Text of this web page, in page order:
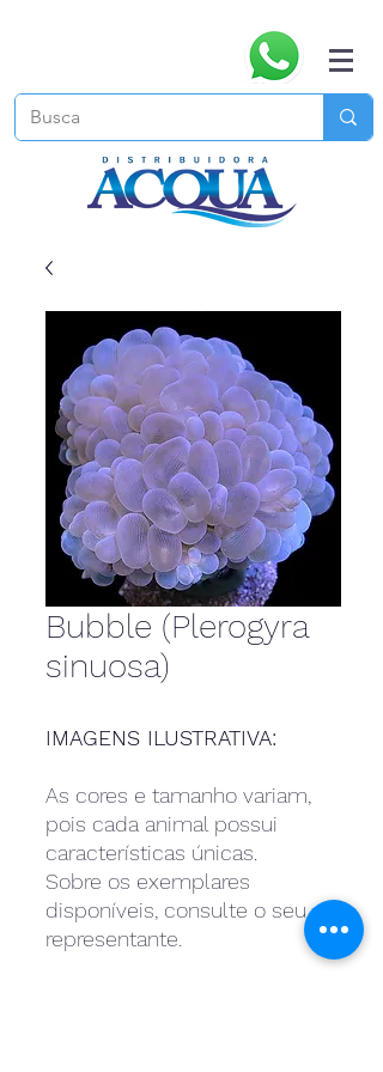
Bubble (Plerogyra
sinuosa)
IMAGENS ILUSTRATIVA:
As cores e tamanho variam,
pois cada animal possui
características únicas.
Sobre os exemplares
disponíveis, consulte o seu
representante.